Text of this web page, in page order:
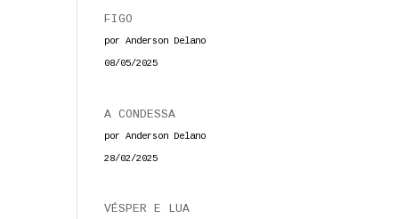
FIGO
por Anderson Delano
08/05/2025
A CONDESSA
por Anderson Delano
28/02/2025
VÉSPER E LUA